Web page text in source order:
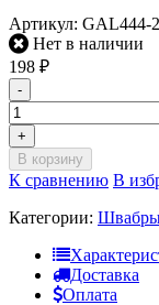
Артикул: GAL444-
Нет в наличии
198 ₽
-
+
В корзину
К сравнению В
Категории:
Доставка
Оплата